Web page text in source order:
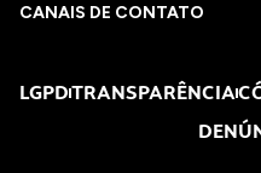
CANAIS DE CONTATO
LGPDTRANSPARÊNCIA